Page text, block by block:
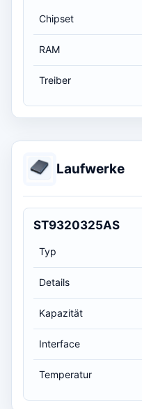
Chipset
RAM
Treiber
Laufwerke
ST9320325AS
Typ
Details
Kapazität
Interface
Temperatur